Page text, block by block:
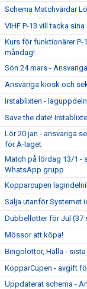
Schema Matchvärdar
VIHF P-13 vill tacka
Kurs för funktionärer P-
måndag!
Sön 24 mars -
Ansvariga kiosk och
Irstablixten -
Save the date!
Lör 20 jan - ansvariga
för A-laget
Match på lördag 13/1 -
WhatsApp grupp
Kopparcupen
Sälja utanför Systemet
Dubbellotter för Jul (37
Mössor att köpa!
Bingolottor, Hälla -
KopparCupen - avgift
Uppdaterat schema -